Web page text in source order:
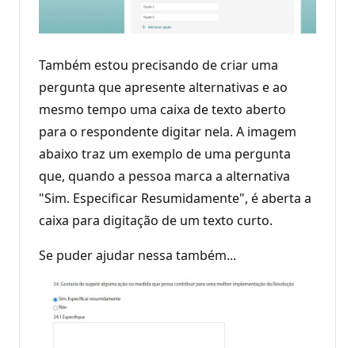
Também estou precisando de criar uma
pergunta que apresente alternativas e ao
mesmo tempo uma caixa de texto aberto
para o respondente digitar nela. A imagem
abaixo traz um exemplo de uma pergunta
que, quando a pessoa marca a alternativa
"Sim. Especificar Resumidamente", é aberta a
caixa para digitação de um texto curto.
Se puder ajudar nessa também...